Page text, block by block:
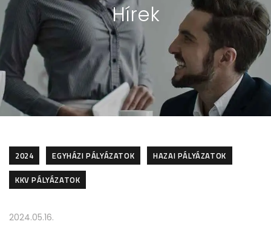
Hírek
2024 EGYHÁZI PÁLYÁZATOK
HAZAI PÁLYÁZATOK
KKV PÁLYÁZATOK
2024.05.16.